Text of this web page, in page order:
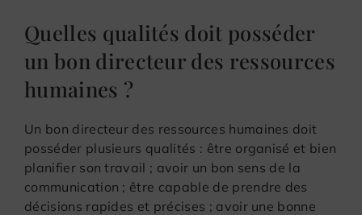
Quelles qualités doit posséder
un bon directeur des ressources
humaines ?
Un bon directeur des ressources humaines doit
posséder plusieurs qualités : être organisé et bien
planifier son travail ; avoir un bon sens de la
communication ; être capable de prendre des
décisions rapides et précises ; avoir une bonne